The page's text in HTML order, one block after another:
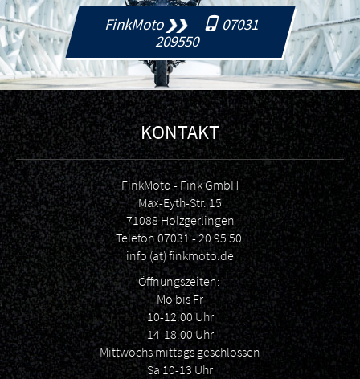
FinkMoto
07031
209550
KONTAKT
FinkMoto - Fink GmbH
Max-Eyth-Str. 15
71088 Holzgerlingen
Telefon07031 - 20 95 50
info (at) finkmoto.de
Öffnungszeiten:
Mo bis Fr
10-12.00 Uhr
14-18.00 Uhr
Mittwochs mittags geschlossen
Sa 10-13 Uhr